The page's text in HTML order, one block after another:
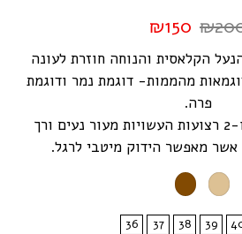
₪
₪150
הקלאסית והנוחה חוזרת לעונה
והפעם עם 2 דוגמאות מהממות- דוגמת נמר ודוגמת
פרה.
הכפכף סולית נוחות ו-2 רצועות העשויות מעור נעים ורך
מאפשר הידוק מיטבי לרגל.
36 37 38 39